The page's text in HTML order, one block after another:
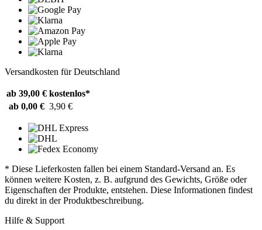
Versandkosten für Deutschland
ab 39,00 € kostenlos*
ab 0,00 € 3,90 €
* Diese Lieferkosten fallen bei einem Standard-Versand an. Es
können weitere Kosten, z. B. aufgrund des Gewichts, Größe oder
Eigenschaften der Produkte, entstehen. Diese Informationen findest
du direkt in der Produktbeschreibung.
Hilfe & Support